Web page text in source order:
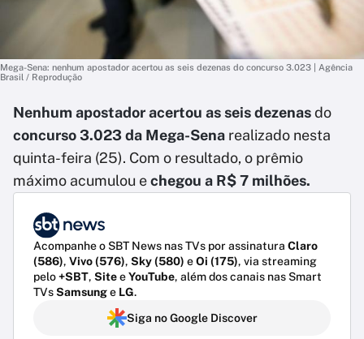
Mega-Sena: nenhum apostador acertou as seis dezenas do concurso 3.023 | Agência
Brasil / Reprodução
Nenhum apostador acertou as seis dezenasdo
concurso 3.023 da Mega-Sena realizado nesta
quinta-feira (25). Com o resultado, o prêmio
máximo acumulou echegou a R$ 7 milhões.
Acompanhe o SBT News nas TVs por assinatura Claro
(586), Vivo (576), Sky (580) eOi (175), via streaming
pelo+SBT, SiteeYouTube, além dos canais nas Smart
TVsSamsunge LG.
Siga no Google Discover